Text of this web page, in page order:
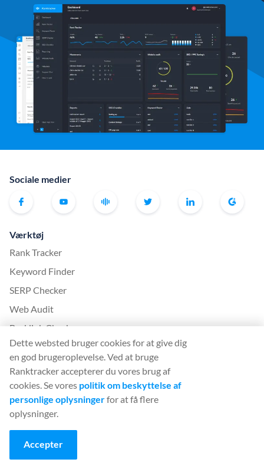
Sociale medier
Værktøj
Rank Tracker
Keyword Finder
SERP Checker
Web Audit
Backlink Checker
Backlink Monitor
SEO-tjekliste
AI Article Writer
GRATIS: SERP-simulator
Mere fra Ranktracker
White Label SaaS Backlink Service
Dette websted bruger cookies for at give dig
en god brugeroplevelse. Ved at bruge
Ranktracker accepterer du vores brug af
cookies. Se vores politik om beskyttelse af
personlige oplysningerfor at få flere
oplysninger.
Accepter